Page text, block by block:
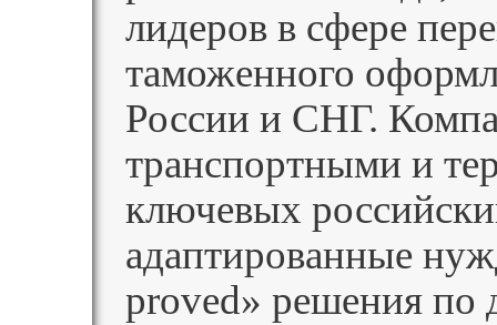
лидеров в сфере
таможенного
России и СНГ.
транспортными и
ключевых
адаптированные
proved» решения по